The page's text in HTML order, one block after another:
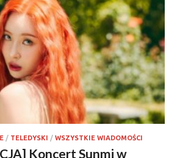
/ TELEDYSKI / WSZYSTKIE WIADOMOŚCI
Koncert Sunmi w